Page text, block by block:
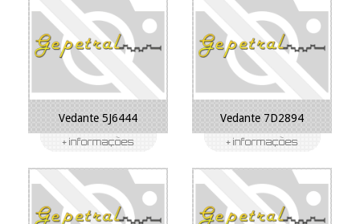
Vedante 5J6444 Vedante 7D2894